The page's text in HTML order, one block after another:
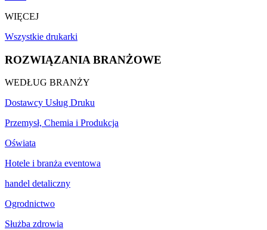
WIĘCEJ
Wszystkie drukarki
ROZWIĄZANIA BRANŻOWE
WEDŁUG BRANŻY
Dostawcy Usług Druku
Przemysł, Chemia i Produkcja
Oświata
Hotele i branża eventowa
handel detaliczny
Ogrodnictwo
Służba zdrowia